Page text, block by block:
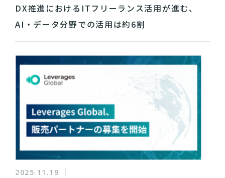
DX推進におけるITフリーランス活用が進む、
AI・データ分野での活用は約6割
2025.11.19